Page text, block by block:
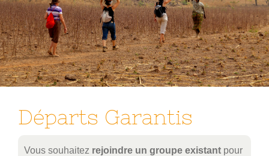
Emotion Planet
Vous
Départs Garantis
Vous souhaitez rejoindre un groupe existantpour